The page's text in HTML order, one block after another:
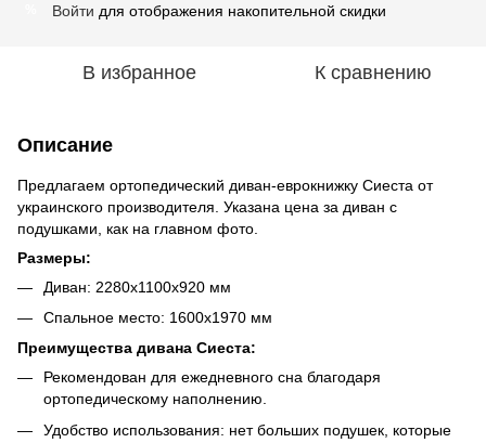
Войти для отображения накопительной скидки
В избранное К сравнению
Описание
Предлагаем ортопедический диван-еврокнижку Сиеста от
украинского производителя. Указана цена за диван с
подушками, как на главном фото.
Размеры:
Диван: 2280х1100х920 мм
Спальное место: 1600х1970 мм
Преимущества дивана Сиеста:
Рекомендован для ежедневного сна благодаря
ортопедическому наполнению.
Удобство использования: нет больших подушек, которые